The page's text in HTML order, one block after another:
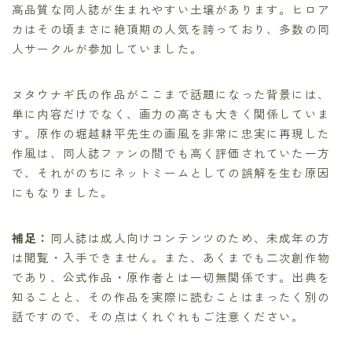
高品質な同人誌が生まれやすい土壌があります。ヒロア
カはその頃まさに絶頂期の人気を誇っており、多数の同
人サークルが参加していました。
ヌタウナギ氏の作品がここまで話題になった背景には、
単に内容だけでなく、画力の高さも大きく関係していま
す。原作の堀越耕平先生の画風を非常に忠実に再現した
作風は、同人誌ファンの間でも高く評価されていた一方
で、それがのちにネットミームとしての誤解を生む原因
にもなりました。
補足： 同人誌は成人向けコンテンツのため、未成年の方
は閲覧・入手できません。また、あくまでも二次創作物
であり、公式作品・原作者とは一切無関係です。出典を
知ることと、その作品を実際に読むことはまったく別の
話ですので、その点はくれぐれもご注意ください。